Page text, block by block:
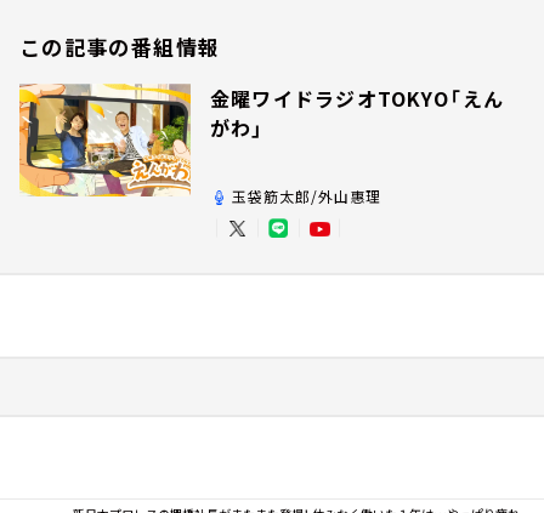
この記事の番組情報
金曜ワイドラジオTOKYO「えん
がわ」
玉袋筋太郎/外山惠理